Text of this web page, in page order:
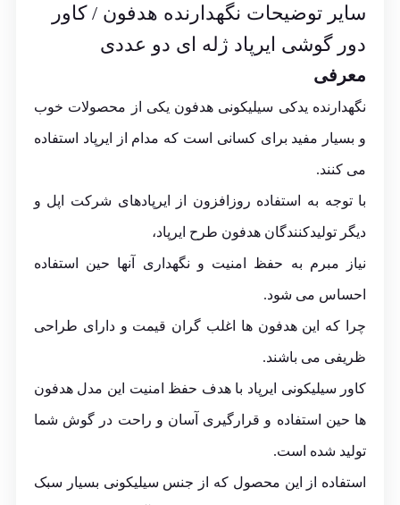
سایر توضیحات نگهدارنده هدفون / کاور
دور گوشی ایرپاد ژله ای دو عددی
معرفی
نگهدارنده یدکی سیلیکونی هدفون یکی از محصولات خوب
و بسیار مفید برای کسانی است که مدام از ایرپاد استفاده
می کنند.
با توجه به استفاده روزافزون از ایرپادهای شرکت اپل و
دیگر تولیدکنندگان هدفون طرح ایرپاد،
نیاز مبرم به حفظ امنیت و نگهداری آنها حین استفاده
احساس می شود.
چرا که این هدفون ها اغلب گران قیمت و دارای طراحی
ظریفی می باشند.
کاور سیلیکونی ایرپاد با هدف حفظ امنیت این مدل هدفون
ها حین استفاده و قرارگیری آسان و راحت در گوش شما
تولید شده است.
استفاده از این محصول که از جنس سیلیکونی بسیار سبک